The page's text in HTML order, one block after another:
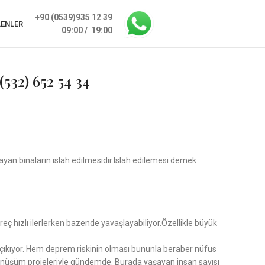
+90 (0539)935 12 39
09:00 / 19:00
652 54 34
binaların ıslah edilmesidir.Islah edilemesi demek
hızlı ilerlerken bazende yavaşlayabiliyor.Özellikle büyük
Hem deprem riskinin olması bununla beraber nüfus
projeleriyle gündemde. Burada yaşayan insan sayısı